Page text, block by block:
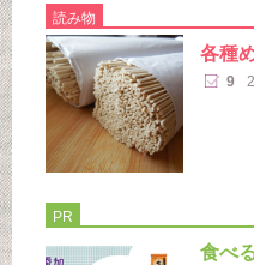
読み物
各種
9
PR
食べ